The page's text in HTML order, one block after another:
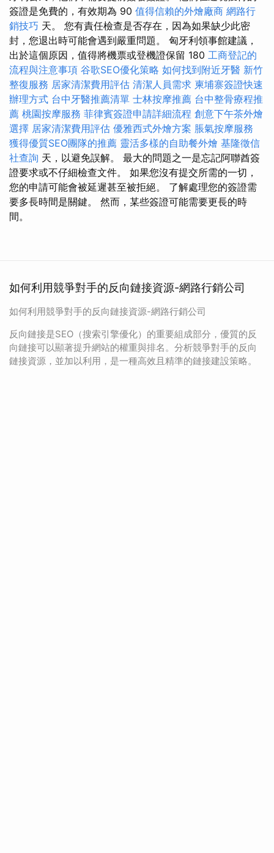
簽證是免費的，有效期為 90 值得信賴的外燴廠商 網路行
銷技巧 天。 您有責任檢查是否存在，因為如果缺少此密
封，您退出時可能會遇到嚴重問題。 匈牙利領事館建議，
出於這個原因，值得將機票或登機證保留 180 工商登記的
流程與注意事項 谷歌SEO優化策略 如何找到附近牙醫 新竹
整復服務 居家清潔費用評估 清潔人員需求 柬埔寨簽證快速
辦理方式 台中牙醫推薦清單 士林按摩推薦 台中整骨療程推
薦 桃園按摩服務 菲律賓簽證申請詳細流程 創意下午茶外燴
選擇 居家清潔費用評估 優雅西式外燴方案 脹氣按摩服務
獲得優質SEO團隊的推薦 靈活多樣的自助餐外燴 基隆徵信
社查詢 天，以避免誤解。 最大的問題之一是忘記阿聯酋簽
證要求或不仔細檢查文件。 如果您沒有提交所需的一切，
您的申請可能會被延遲甚至被拒絕。 了解處理您的簽證需
要多長時間是關鍵。 然而，某些簽證可能需要更長的時
間。
如何利用競爭對手的反向鏈接資源-網路行銷公司
如何利用競爭對手的反向鏈接資源-網路行銷公司
反向鏈接是SEO（搜索引擎優化）的重要組成部分，優質的反
向鏈接可以顯著提升網站的權重與排名。分析競爭對手的反向
鏈接資源，並加以利用，是一種高效且精準的鏈接建設策略。